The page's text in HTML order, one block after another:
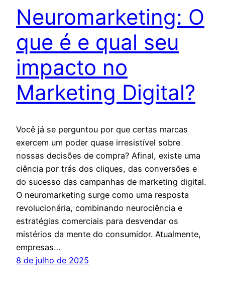
Neuromarketing: O
que é e qual seu
impacto no
Marketing Digital?
Você já se perguntou por que certas marcas
exercem um poder quase irresistível sobre
nossas decisões de compra? Afinal, existe uma
ciência por trás dos cliques, das conversões e
do sucesso das campanhas de marketing digital.
O neuromarketing surge como uma resposta
revolucionária, combinando neurociência e
estratégias comerciais para desvendar os
mistérios da mente do consumidor. Atualmente,
empresas…
8 de julho de 2025